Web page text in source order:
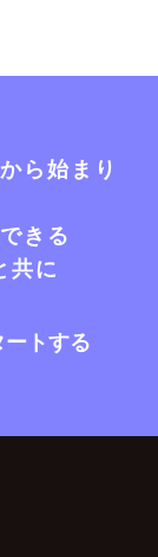
ら始まり
きる
共に
トする